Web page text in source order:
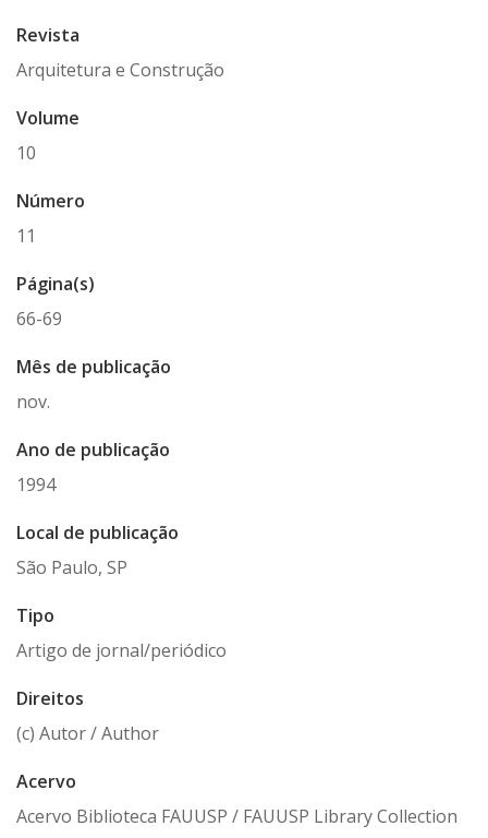
Revista
Arquitetura e Construção
Volume
10
Número
11
Página(s)
66-69
Mês de publicação
nov.
Ano de publicação
1994
Local de publicação
São Paulo, SP
Tipo
Artigo de jornal/periódico
Direitos
(c) Autor / Author
Acervo
Acervo Biblioteca FAUUSP / FAUUSP Library Collection